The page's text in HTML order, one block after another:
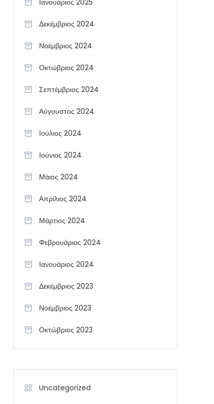
Ιανουάριος 2025
Δεκέμβριος 2024
Νοέμβριος 2024
Οκτώβριος 2024
Σεπτέμβριος 2024
Αύγουστος 2024
Ιούλιος 2024
Ιούνιος 2024
Μάιος 2024
Απρίλιος 2024
Μάρτιος 2024
Φεβρουάριος 2024
Ιανουάριος 2024
Δεκέμβριος 2023
Νοέμβριος 2023
Οκτώβριος 2023
Uncategorized